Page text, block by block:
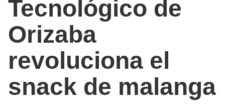
Tecnológico de
Orizaba
revoluciona el
snack de malanga